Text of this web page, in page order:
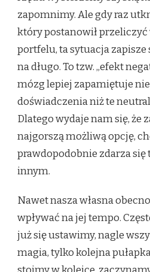
zapomnimy. Ale gdy raz
który postanowił
portfelu, ta sytuacja zapisze
na długo. To tzw. „efekt
mózg lepiej zapamiętuje
doświadczenia niż te
Dlatego wydaje nam się, że
najgorszą możliwą opcję,
prawdopodobnie zdarza się
innym.
Nawet nasza własna
wpływać na jej tempo.
już się ustawimy, nagle
magia, tylko kolejna